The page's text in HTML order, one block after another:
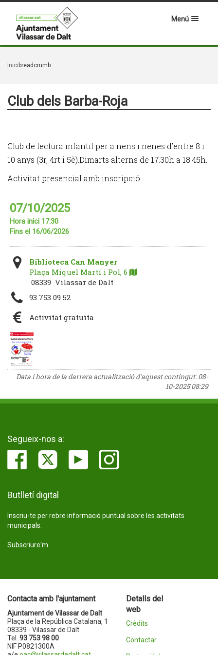
Menú
Inici breadcrumb
Club dels Barba-Roja
Club de lectura infantil per a nens i nenes d’entre 8 i
10 anys (3r, 4rt i 5è).Dimarts alterns de 17.30h a 18.45h.
Activitat presencial amb inscripció.
07/10/2025
Hora inici 17:30
Fins el 16/06/2026
Biblioteca Can Manyer
Plaça Miquel Martí i Pol, 6
08339 Vilassar de Dalt
93 753 09 52
Activitat gratuïta
Data i hora de la darrera actualització d'aquest contingut:08-
10-2025 08:29
Segueix-nos a:
Butlletí digital
Inscriu-te per rebre informació puntual sobre les activitats
municipals.
Subscriure'm
Contacta amb l'ajuntament
Ajuntament de Vilassar de Dalt
Plaça de la República Catalana, 1
08339 - Vilassar de Dalt
Tel. 93 753 98 00
NIF P0821300A
Detalls del
web
Crèdits
Contactar